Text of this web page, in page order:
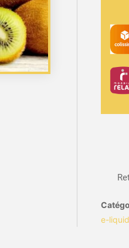
Solana
e-